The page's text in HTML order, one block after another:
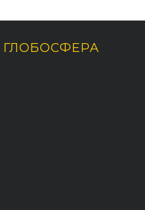
ГЛОБОСФЕРА